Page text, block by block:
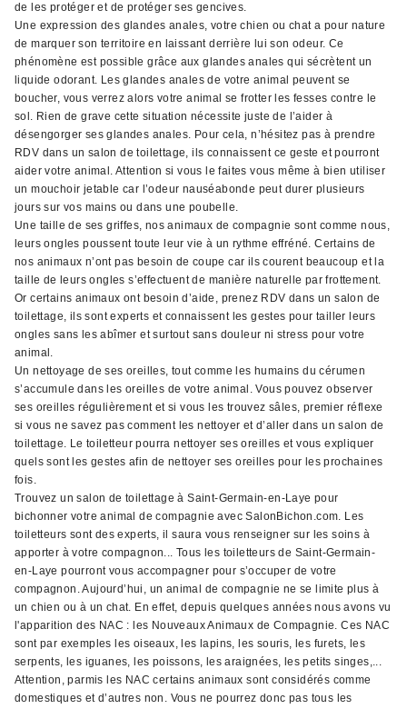
de les protéger et de protéger ses gencives.
Une expression des glandes anales, votre chien ou chat a pour nature
de marquer son territoire en laissant derrière lui son odeur. Ce
phénomène est possible grâce aux glandes anales qui sécrètent un
liquide odorant. Les glandes anales de votre animal peuvent se
boucher, vous verrez alors votre animal se frotter les fesses contre le
sol. Rien de grave cette situation nécessite juste de l’aider à
désengorger ses glandes anales. Pour cela, n’hésitez pas à prendre
RDV dans un salon de toilettage, ils connaissent ce geste et pourront
aider votre animal. Attention si vous le faites vous même à bien utiliser
un mouchoir jetable car l’odeur nauséabonde peut durer plusieurs
jours sur vos mains ou dans une poubelle.
Une taille de ses griffes, nos animaux de compagnie sont comme nous,
leurs ongles poussent toute leur vie à un rythme effréné. Certains de
nos animaux n’ont pas besoin de coupe car ils courent beaucoup et la
taille de leurs ongles s’effectuent de manière naturelle par frottement.
Or certains animaux ont besoin d’aide, prenez RDV dans un salon de
toilettage, ils sont experts et connaissent les gestes pour tailler leurs
ongles sans les abîmer et surtout sans douleur ni stress pour votre
animal.
Un nettoyage de ses oreilles, tout comme les humains du cérumen
s’accumule dans les oreilles de votre animal. Vous pouvez observer
ses oreilles régulièrement et si vous les trouvez sâles, premier réflexe
si vous ne savez pas comment les nettoyer et d’aller dans un salon de
toilettage. Le toiletteur pourra nettoyer ses oreilles et vous expliquer
quels sont les gestes afin de nettoyer ses oreilles pour les prochaines
fois.
Trouvez un salon de toilettage à Saint-Germain-en-Laye pour
bichonner votre animal de compagnie avec SalonBichon.com. Les
toiletteurs sont des experts, il saura vous renseigner sur les soins à
apporter à votre compagnon... Tous les toiletteurs de Saint-Germain-
en-Laye pourront vous accompagner pour s’occuper de votre
compagnon. Aujourd’hui, un animal de compagnie ne se limite plus à
un chien ou à un chat. En effet, depuis quelques années nous avons vu
l'apparition des NAC : les Nouveaux Animaux de Compagnie. Ces NAC
sont par exemples les oiseaux, les lapins, les souris, les furets, les
serpents, les iguanes, les poissons, les araignées, les petits singes,...
Attention, parmis les NAC certains animaux sont considérés comme
domestiques et d’autres non. Vous ne pourrez donc pas tous les